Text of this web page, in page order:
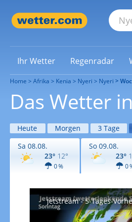
Ihr Wetter Regenradar
Home Afrika Kenia Nyeri Nyeri
Das Wetter
Heute Morgen 3 Tage
Sa 08.08.
23° 12°
0 %
So 09.08.
23°
0
Jetstream - 5-Tages-